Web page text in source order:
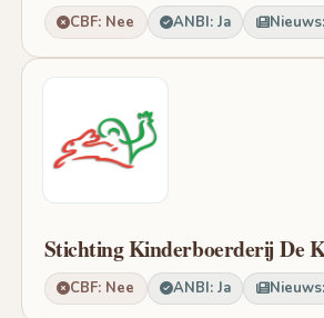
CBF: Nee ANBI: Ja
Stichting Kinderboerderij De
CBF: Nee ANBI: Ja